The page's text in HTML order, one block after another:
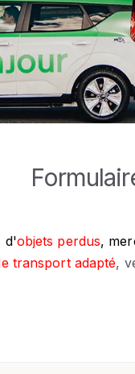
d'objets perdus,
transport adapté,